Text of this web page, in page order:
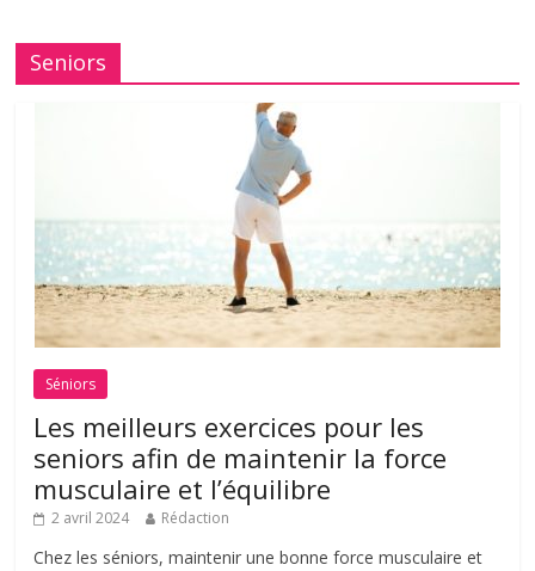
Seniors
Séniors
Les meilleurs exercices pour les
seniors afin de maintenir la force
musculaire et l’équilibre
2 avril 2024 Rédaction
Chez les séniors, maintenir une bonne force musculaire et